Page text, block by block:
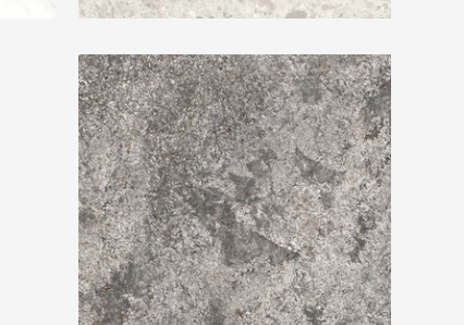
Ariostea Ultra Graniti Celeste Aran